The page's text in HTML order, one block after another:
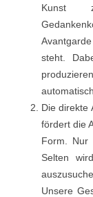
Kunst
steht.
automatisch.
Die direkte
fördert die
Form. Nur
Selten
Unsere